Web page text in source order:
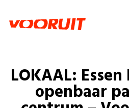
Zorg
Gelijke
OnzeDoe mee
DoeShop
LOKAAL:
openbaar